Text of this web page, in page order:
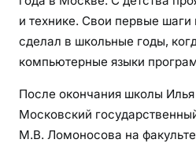
и технике. Свои первые
сделал в школьные годы,
компьютерные языки
После окончания школы Илья
Московский
М.В. Ломоносова на